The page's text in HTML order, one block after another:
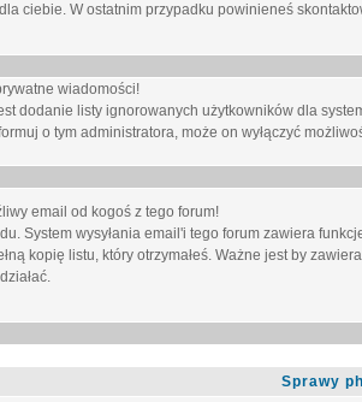
ciebie. W ostatnim przypadku powinieneś
wiadomości!
dodanie listy ignorowanych użytkowników dla
o tym administratora, może on wyłączyć
email od kogoś z tego forum!
System wysyłania email'i tego forum zawiera
kopię listu, który otrzymałeś. Ważne jest by
Sprawy